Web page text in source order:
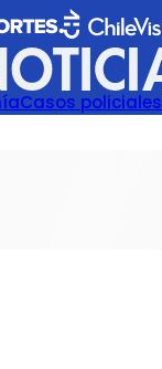
Casos policiales